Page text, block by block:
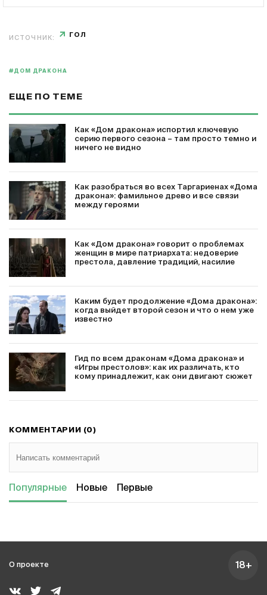
ИСТОЧНИК: ГОЛ
#ДОМ ДРАКОНА
ЕЩЕ ПО ТЕМЕ
Как «Дом дракона» испортил ключевую
серию первого сезона – там просто темно и
ничего не видно
Как разобраться во всех Таргариенах «Дома
дракона»: фамильное древо и все связи
между героями
Как «Дом дракона» говорит о проблемах
женщин в мире патриархата: недоверие
престола, давление традиций, насилие
Каким будет продолжение «Дома дракона»:
когда выйдет второй сезон и что о нем уже
известно
Гид по всем драконам «Дома дракона» и
«Игры престолов»: как их различать, кто
кому принадлежит, как они двигают сюжет
КОММЕНТАРИИ (0)
Популярные Новые Первые
О проекте 18+